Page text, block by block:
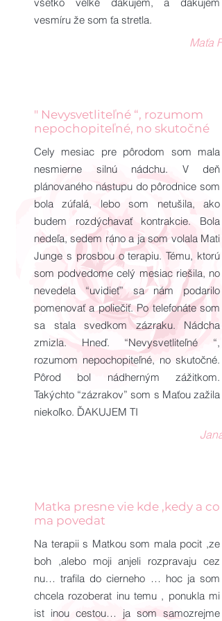
vesmíru že som ťa stretla.
Maťa F.
" Nevysvetliteľné “, rozumom
nepochopiteľné, no skutočné
Cely mesiac pre pôrodom som mala
nesmierne silnú nádchu. V deň
plánovaného nástupu do pôrodnice som
bola zúfalá, lebo som netušila, ako
budem rozdýchavať kontrakcie. Bola
nedeľa, sedem ráno a ja som volala Mati
Junge s prosbou o terapiu. Tému, ktorú
som podvedome celý mesiac riešila, no
nevedela “uvidieť” sa nám podarilo
pomenovať a poliečiť. Po telefonáte som
sa stala svedkom zázraku. Nádcha
zmizla. Hneď. “Nevysvetliteľné “,
rozumom nepochopiteľné, no skutočné.
Pôrod bol nádherným zážitkom.
Takýchto “zázrakov” som s Maťou zažila
niekoľko. ĎAKUJEM TI
Jana
Matka presne vie kde ,kedy a co
ma povedat
Na terapii s Matkou som mala pocit ,ze
boh ,alebo moji anjeli rozpravaju cez
nu… trafila do cierneho … hoc ja som
chcela rozoberat inu temu , ponukla mi
ist inou cestou… ja som samozrejme